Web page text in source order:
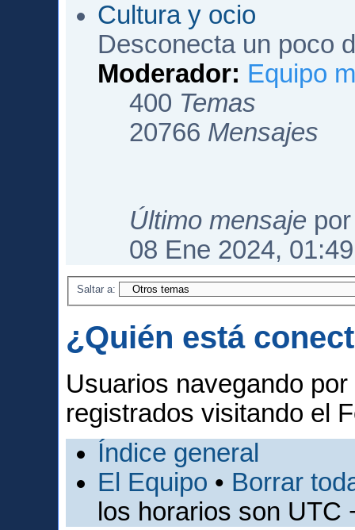
Cultura y ocio
Desconecta un poco
Moderador: Equipo
400 Temas
20766 Mensajes
Último mensaje
08 Ene 2024, 01:49
Saltar a:
¿Quién está
Usuarios navegando
registrados visitando el
Índice general
El Equipo • Borrar
los horarios son UTC